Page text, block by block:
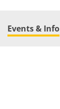
Events & Info